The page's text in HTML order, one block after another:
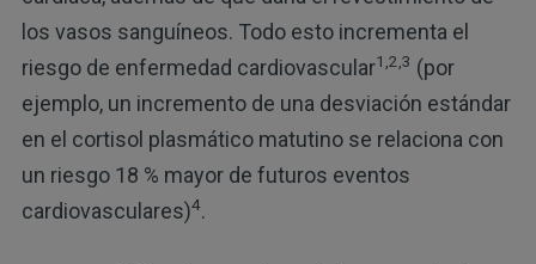
los vasos sanguíneos. Todo esto incrementa el
riesgo de enfermedad cardiovascular1,2,3 (por
ejemplo, un incremento de una desviación estándar
en el cortisol plasmático matutino se relaciona con
un riesgo 18 % mayor de futuros eventos
cardiovasculares)4.